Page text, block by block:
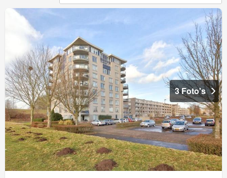
3 Foto's